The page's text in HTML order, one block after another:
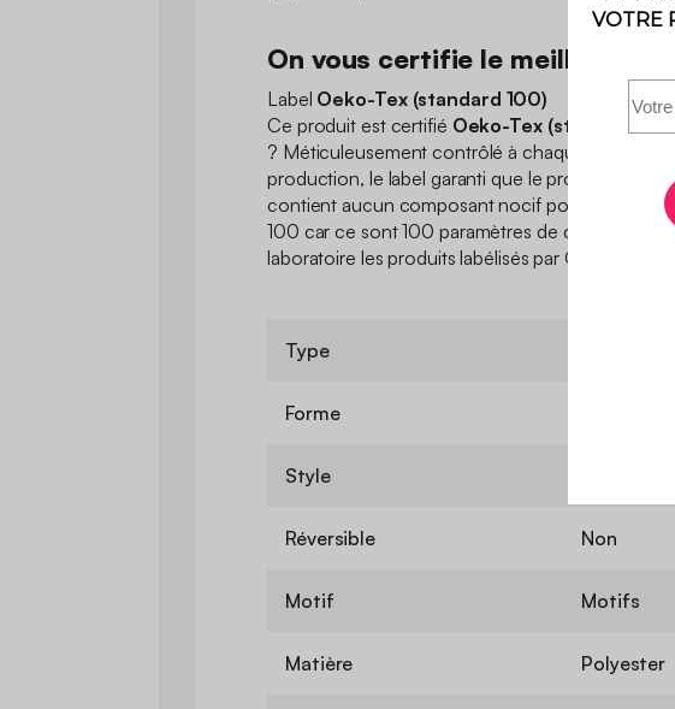
On vous certifie le meilleur
Label Oeko-Tex (standard 100)
Ce produit est certifié Oeko-Tex (standard 100)
? Méticuleusement contrôlé à chaque étape de sa
production, le label garanti que le produit est
contient aucun composant nocif pour la santé.
100 car ce sont 100 paramètres de contrôles
laboratoire les produits labélisés par Oeko-Tex.
Type
Forme
Style
Réversible Non
Motif Motifs
Matière Polyester